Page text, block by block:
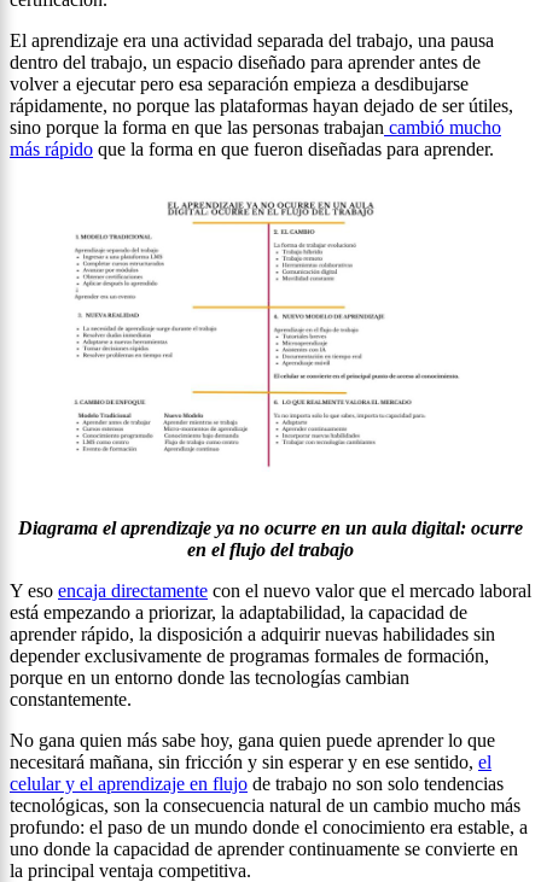
El aprendizaje era una actividad separada del trabajo, una pausa
dentro del trabajo, un espacio diseñado para aprender antes de
volver a ejecutar pero esa separación empieza a desdibujarse
rápidamente, no porque las plataformas hayan dejado de ser útiles,
sino porque la forma en que las personas trabajan cambió mucho
más rápido que la forma en que fueron diseñadas para aprender.
Diagrama el aprendizaje ya no ocurre en un aula digital: ocurre
en el flujo del trabajo
Y eso encaja directamente con el nuevo valor que el mercado laboral
está empezando a priorizar, la adaptabilidad, la capacidad de
aprender rápido, la disposición a adquirir nuevas habilidades sin
depender exclusivamente de programas formales de formación,
porque en un entorno donde las tecnologías cambian
constantemente.
No gana quien más sabe hoy, gana quien puede aprender lo que
necesitará mañana, sin fricción y sin esperar y en ese sentido, el
celular y el aprendizaje en flujo de trabajo no son solo tendencias
tecnológicas, son la consecuencia natural de un cambio mucho más
profundo: el paso de un mundo donde el conocimiento era estable, a
uno donde la capacidad de aprender continuamente se convierte en
la principal ventaja competitiva.